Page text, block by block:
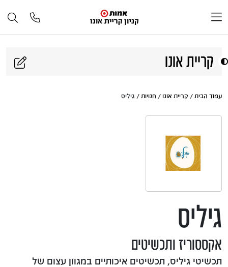
קריית אונו
עמוד הבית / קריית אונו / חנויות / גיליס
גיליס
אקססוריז ותכשיטים
תכשיטי גיליס, תכשיטים איכותיים במגוון עצום של